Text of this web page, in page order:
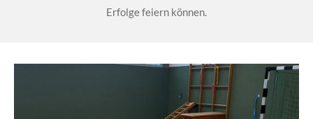
Erfolge feiern können.